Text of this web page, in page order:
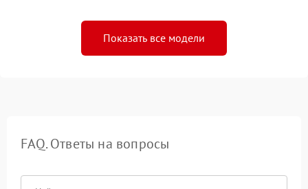
Показать все модели
FAQ. Ответы на вопросы